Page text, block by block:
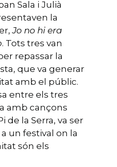
Sala i Julià
la
Jo no hi era
. Tots tres van
repassar la
que va generar
amb el públic.
entre els tres
amb cançons
de la Serra, va ser
un festival on la
són els